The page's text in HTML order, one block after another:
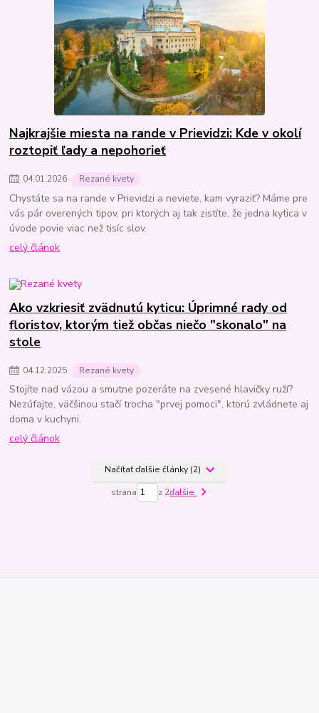
Najkrajšie miesta na rande v Prievidzi: Kde v okolí
roztopiť ľady a nepohorieť
04.01.2026 Rezané kvety
Chystáte sa na rande v Prievidzi a neviete, kam vyraziť? Máme pre
vás pár overených tipov, pri ktorých aj tak zistíte, že jedna kytica v
úvode povie viac než tisíc slov.
celý článok
Ako vzkriesiť zvädnutú kyticu: Úprimné rady od
floristov, ktorým tiež občas niečo "skonalo" na
stole
04.12.2025 Rezané kvety
Stojíte nad vázou a smutne pozeráte na zvesené hlavičky ruží?
Nezúfajte, väčšinou stačí trocha "prvej pomoci", ktorú zvládnete aj
doma v kuchyni.
celý článok
Načítať ďalšie články (2)
strana z 2ďalšie